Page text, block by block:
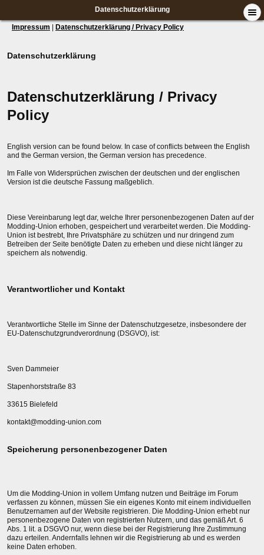
Datenschutzerklärung
Impressum Datenschutzerklärung / Privacy Policy
Datenschutzerklärung
Datenschutzerklärung / Privacy
Policy
English version can be found below. In case of conflicts between the English
and the German version, the German version has precedence.
Im Falle von Widersprüchen zwischen der deutschen und der englischen
Version ist die deutsche Fassung maßgeblich.
Diese Vereinbarung legt dar, welche Ihrer personenbezogenen Daten auf der
Modding-Union erhoben, gespeichert und verarbeitet werden. Die Modding-
Union ist bestrebt, Ihre Privatsphäre zu schützen und nur dringend zum
Betreiben der Seite benötigte Daten zu erheben und diese nicht länger zu
speichern als notwendig.
Verantwortlicher und Kontakt
Verantwortliche Stelle im Sinne der Datenschutzgesetze, insbesondere der
EU-Datenschutzgrundverordnung (DSGVO), ist:
Sven Dammeier
Stapenhorststraße 83
33615 Bielefeld
kontakt@modding-union.com
Speicherung personenbezogener Daten
Um die Modding-Union in vollem Umfang nutzen und Beiträge im Forum
verfassen zu können, müssen Sie ein eigenes Konto mit einem individuellen
Benutzernamen auf der Website registrieren. Die Modding-Union erhebt nur
personenbezogene Daten von registrierten Nutzern, und das gemäß Art. 6
Abs. 1 lit. a DSGVO nur, wenn diese bei der Registrierung Ihre Zustimmung
dazu erteilen. Andernfalls lehnen wir die Registrierung ab und es werden
keine Daten erhoben.